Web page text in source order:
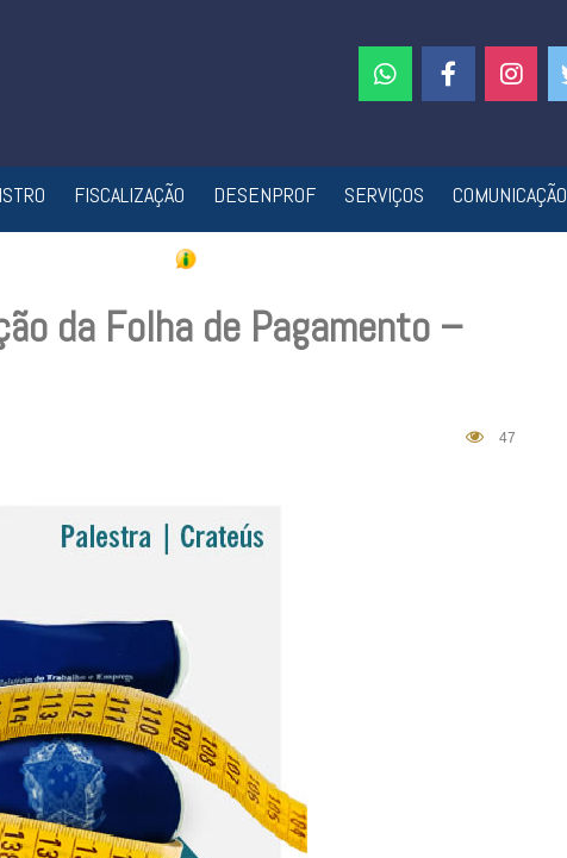
FISCALIZAÇÃO DESENPROF SERVIÇOS COMUNICAÇÃO
da Folha de Pagamento –
47